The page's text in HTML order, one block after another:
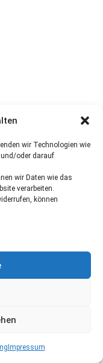
wir Technologien wie
oder darauf
wir Daten wie das
verarbeiten.
können
Impressum